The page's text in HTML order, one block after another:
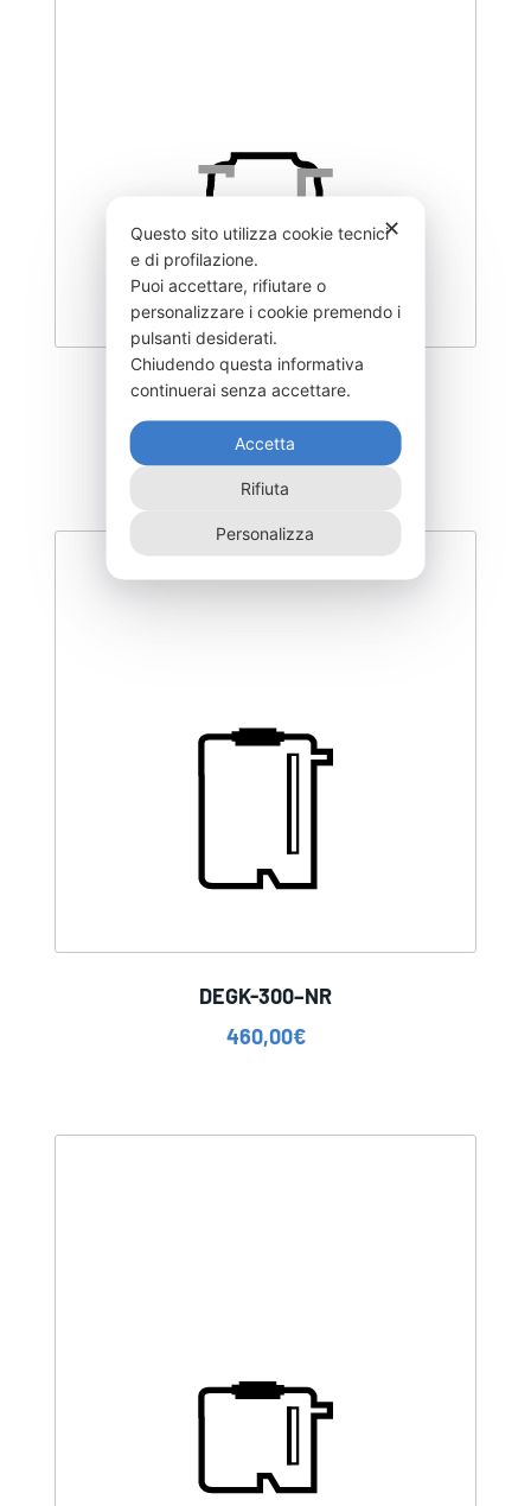
DEGL-400–NR
435,00
DEGK-300–NR
460,00€
✕
Questo sito utilizza cookie tecnici
e di profilazione.
Puoi accettare, rifiutare o
personalizzare i cookie premendo i
pulsanti desiderati.
Chiudendo questa informativa
continuerai senza accettare.
Accetta
Rifiuta
Personalizza